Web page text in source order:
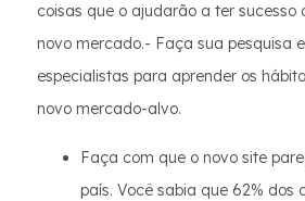
coisas que o ajudarão a ter sucesso
novo mercado.- Faça sua pesquisa
especialistas para aprender os
novo mercado-alvo.
Faça com que o novo site
país. Você sabia que 62% dos